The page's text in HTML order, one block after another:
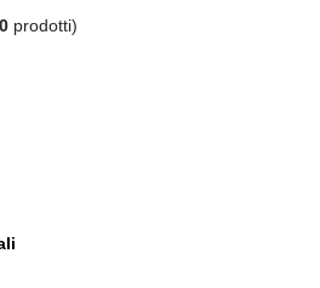
prodotti)